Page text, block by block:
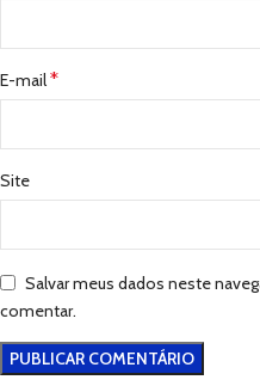
E-mail*
Site
Salvar meus dados neste
comentar.